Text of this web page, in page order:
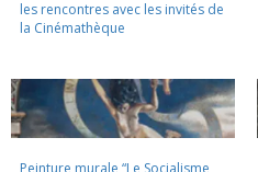
les rencontres avec les invités de
la Cinémathèque
Peinture murale “Le Socialisme